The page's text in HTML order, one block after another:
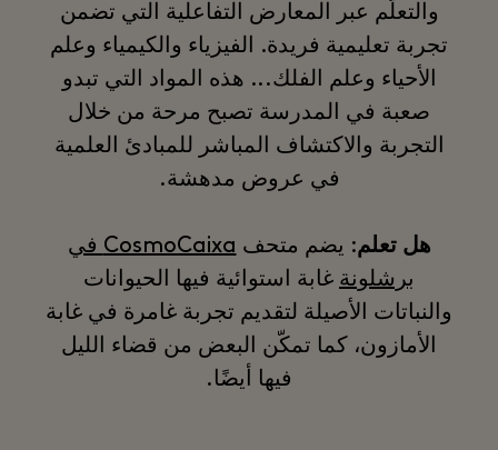
والتعلّم عبر المعارض التفاعلية التي تضمن
تجربة تعليمية فريدة. الفيزياء والكيمياء وعلم
الأحياء وعلم الفلك... هذه المواد التي تبدو
صعبة في المدرسة تصبح مرحة من خلال
التجربة والاكتشاف المباشر للمبادئ العلمية
في عروض مدهشة.
هل تعلم: يضم متحف
CosmoCaixa في
برشلونة غابة استوائية فيها الحيوانات
والنباتات الأصيلة لتقديم تجربة غامرة في غابة
الأمازون، كما تمكّن البعض من قضاء الليل
فيها أيضًا.